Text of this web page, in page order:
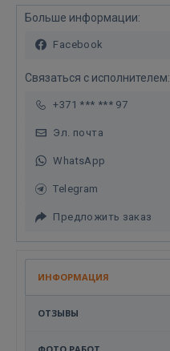
Больше информации:
Facebook
Связаться с исполнителем:
+371 *** *** 97
Эл. почта
WhatsApp
Telegram
Предложить заказ
ИНФОРМАЦИЯ
ОТЗЫВЫ